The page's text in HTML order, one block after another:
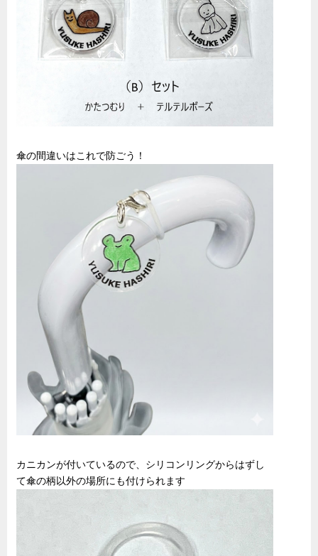
傘の間違いはこれで防ごう！
カニカンが付いているので、シリコンリングからはずし
て傘の柄以外の場所にも付けられます